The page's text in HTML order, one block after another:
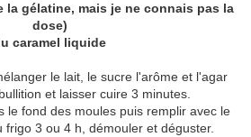
la gélatine, mais je ne connais pas la
dose)
caramel liquide
le lait, le sucre l'arôme et l'agar
et laisser cuire 3 minutes.
le fond des moules puis remplir avec le
frigo 3 ou 4 h, démouler et déguster.